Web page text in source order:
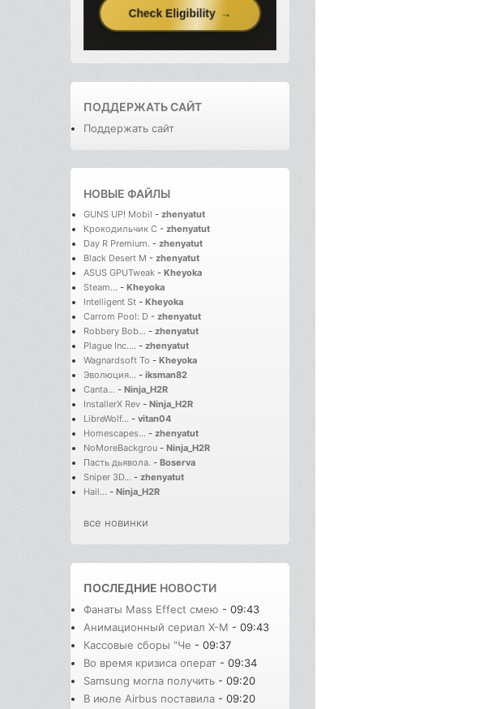
ПОДДЕРЖАТЬ САЙТ
Поддержать сайт
НОВЫЕ ФАЙЛЫ
GUNS UP! Mobil - zhenyatut
Крокодильчик С - zhenyatut
Day R Premium. - zhenyatut
Black Desert M - zhenyatut
ASUS GPUTweak - Kheyoka
Steam... - Kheyoka
Intelligent St - Kheyoka
Carrom Pool: D - zhenyatut
Robbery Bob... - zhenyatut
Plague Inc.... - zhenyatut
Wagnardsoft To - Kheyoka
Эволюция... - iksman82
Canta... - Ninja_H2R
InstallerX Rev - Ninja_H2R
LibreWolf... - vitan04
Homescapes... - zhenyatut
NoMoreBackgrou - Ninja_H2R
Пасть дьявола. - Boserva
Sniper 3D... - zhenyatut
Hail... - Ninja_H2R
все новинки
ПОСЛЕДНИЕ НОВОСТИ
Фанаты Mass Effect смею - 09:43
Анимационный сериал X-M - 09:43
Кассовые сборы "Че - 09:37
Во время кризиса операт - 09:34
Samsung могла получить - 09:20
В июле Airbus поставила - 09:20